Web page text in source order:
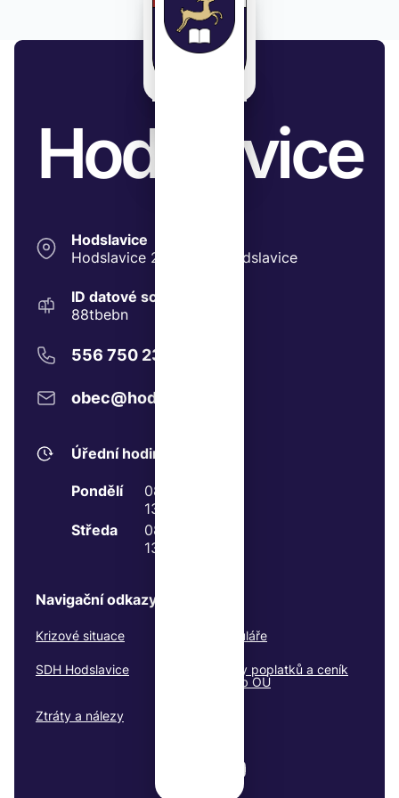
Hodslavice
Hodslavice
Hodslavice 211, 74271 Hodslavice
ID datové schránky:
88tbebn
556 750 237
obec@hodslavice.cz
Úřední hodiny
Pondělí
08:00 - 11:00
13:00 - 17:00
Středa
08:00 - 11:00
13:00 - 17:00
Navigační odkazy
Krizové situace Formuláře
SDH Hodslavice
Platby poplatků a ceník
služeb OÚ
Ztráty a nálezy